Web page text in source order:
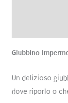
Giubbino
Un delizioso
dove riporlo o